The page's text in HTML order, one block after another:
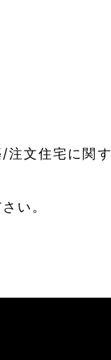
注文住宅に関す
い。